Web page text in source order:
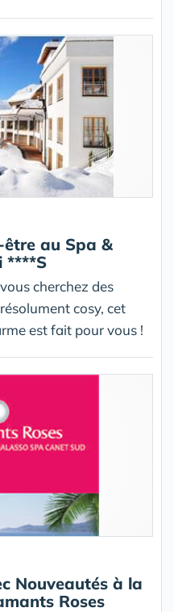
au Spa &
****S
cherchez des
cosy, cet
est fait pour vous !
Nouveautés à la
Roses